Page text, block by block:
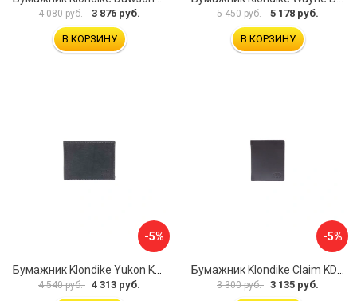
4 080 руб. 3 876 руб.
В КОРЗИНУ
5 450 руб. 5 178 руб.
В КОРЗИНУ
-5%
Бумажник Klondike Yukon KD1112-01
4 540 руб. 4 313 руб.
-5%
Бумажник Klondike Claim KD1102-03
3 300 руб. 3 135 руб.